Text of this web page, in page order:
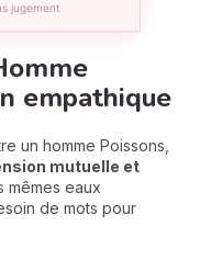
jugement
empathique
un homme Poissons,
mutuelle et
mêmes eaux
de mots pour